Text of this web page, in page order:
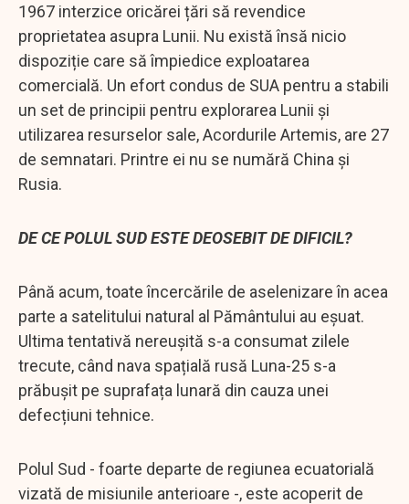
1967 interzice oricărei țări să revendice
proprietatea asupra Lunii. Nu există însă nicio
dispoziție care să împiedice exploatarea
comercială. Un efort condus de SUA pentru a stabili
un set de principii pentru explorarea Lunii și
utilizarea resurselor sale, Acordurile Artemis, are 27
de semnatari. Printre ei nu se numără China și
Rusia.
DE CE POLUL SUD ESTE DEOSEBIT DE DIFICIL?
Până acum, toate încercările de aselenizare în acea
parte a satelitului natural al Pământului au eșuat.
Ultima tentativă nereușită s-a consumat zilele
trecute, când nava spațială rusă Luna-25 s-a
prăbușit pe suprafața lunară din cauza unei
defecțiuni tehnice.
Polul Sud - foarte departe de regiunea ecuatorială
vizată de misiunile anterioare -, este acoperit de